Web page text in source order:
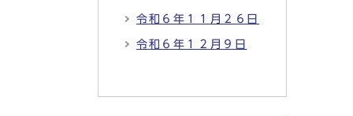
令和６年１１月２６日
令和６年１２月９日